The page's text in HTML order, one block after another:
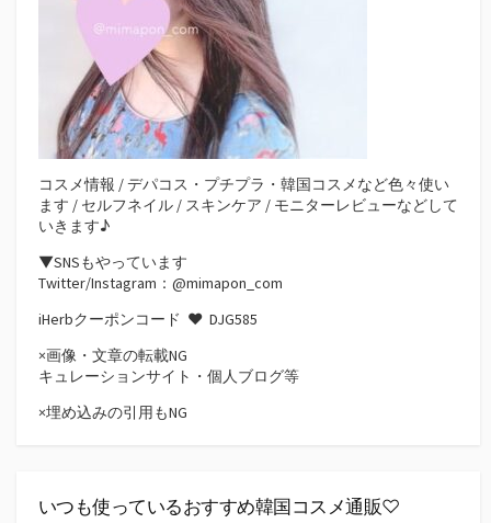
コスメ情報 / デパコス・プチプラ・韓国コスメなど色々使い
ます / セルフネイル / スキンケア / モニターレビューなどして
いきます♪
▼SNSもやっています
Twitter/Instagram：@mimapon_com
iHerbクーポンコード ♥ DJG585
×画像・文章の転載NG
キュレーションサイト・個人ブログ等
×埋め込みの引用もNG
いつも使っているおすすめ韓国コスメ通販♡